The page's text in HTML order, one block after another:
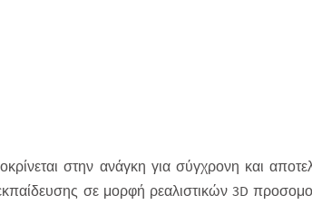
στην ανάγκη για σύγχρονη και
σε μορφή ρεαλιστικών 3D